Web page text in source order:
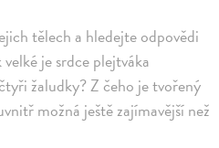
tělech a hledejte odpovědi
je srdce plejtváka
žaludky? Z čeho je tvořený
možná ještě zajímavější než